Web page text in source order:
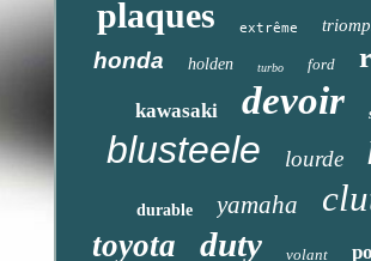
plaques extrême
honda holden turbo ford
kawasaki devoir
blusteele lourde
durable yamaha
toyota duty volant